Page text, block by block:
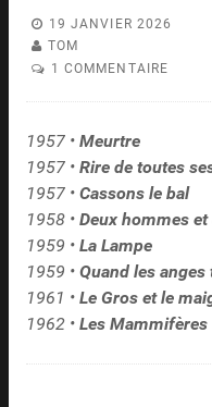
19 JANVIER 2026
TOM
1 COMMENTAIRE
1957 • Meurtre
1957 • Rire de toutes
1957 • Cassons le bal
1958 • Deux hommes
1959 • La Lampe
1959 • Quand les
1961 • Le Gros et le
1962 • Les Mammifères